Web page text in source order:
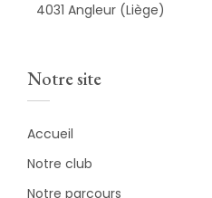
4031 Angleur (Liège)
Notre site
Accueil
Notre club
Notre parcours